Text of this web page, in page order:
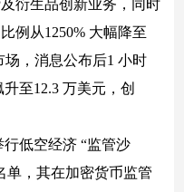
衍生品创新业务，同时
例从1250% 大幅降至
场，消息公布后1 小时
至12.3 万美元，创
低空经济 “监管沙
单，其在加密货币监管